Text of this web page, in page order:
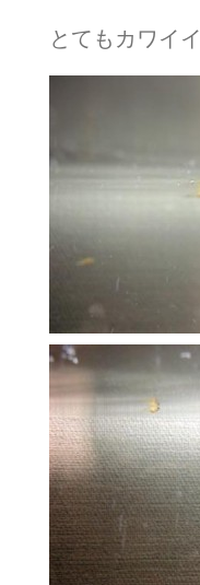
とてもカワイ